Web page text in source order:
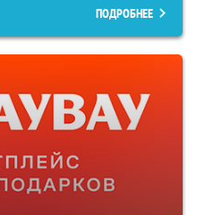
ПОДРОБНЕЕ